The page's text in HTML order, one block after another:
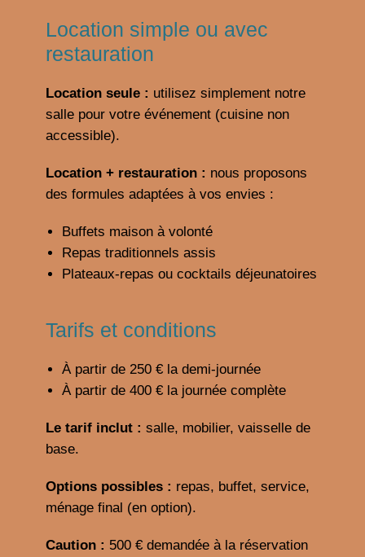
Location simple ou avec
restauration
Location seule : utilisez simplement notre
salle pour votre événement (cuisine non
accessible).
Location + restauration : nous proposons
des formules adaptées à vos envies :
Buffets maison à volonté
Repas traditionnels assis
Plateaux-repas ou cocktails déjeunatoires
Tarifs et conditions
À partir de 250 € la demi-journée
À partir de 400 € la journée complète
Le tarif inclut : salle, mobilier, vaisselle de
base.
Options possibles : repas, buffet, service,
ménage final (en option).
Caution : 500 € demandée à la réservation